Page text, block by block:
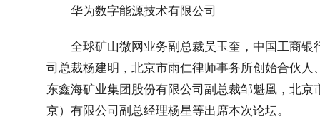
华为数字能源技术有限公司
全球矿山微网业务副总裁吴玉奎，中国工商
司总裁杨建明，北京市雨仁律师事务所创始合伙
东鑫海矿业集团股份有限公司副总裁邹魁凰，北
京）有限公司副总经理杨星等出席本次论坛。